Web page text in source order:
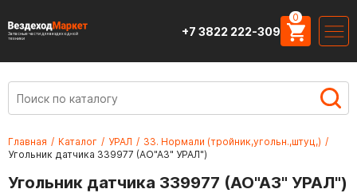
Запасные части для вездеходной
техники
+7 3822 222-309
0
Главная / Каталог / УРАЛ / 33. Нормали (тройник,угольн.,штуц,) /
Угольник датчика 339977 (АО"АЗ" УРАЛ")
Угольник датчика 339977 (АО"АЗ" УРАЛ")